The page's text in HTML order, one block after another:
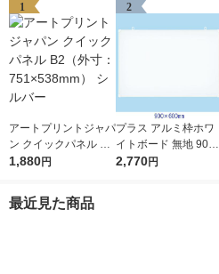
1
アートプリントジャパ
ン クイックパネル B2
（外寸：751×538m
1,880円
2
プラス アルミ枠ホワ
イトボード 無地 900×
600mm 壁掛け WBK-
2,770円
最近見た商品